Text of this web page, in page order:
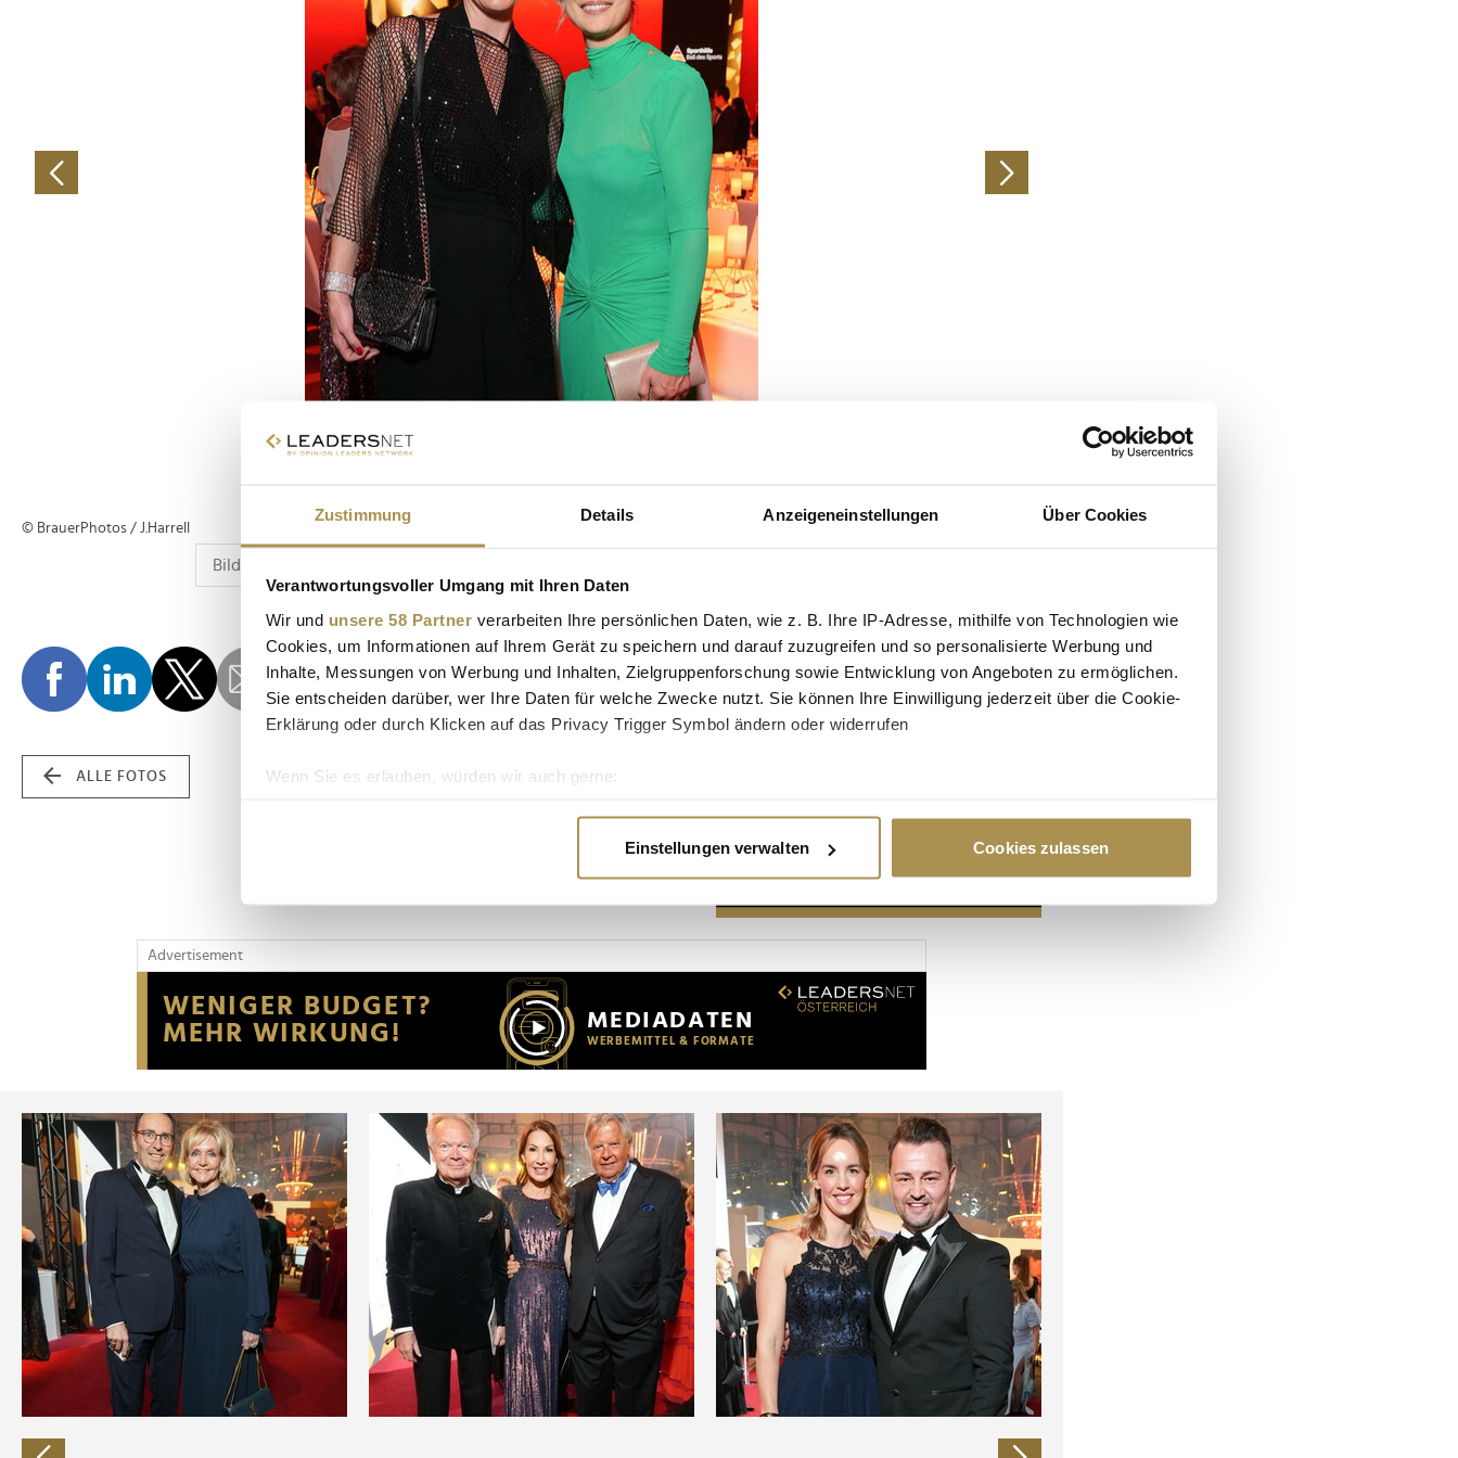
Zustimmung Details Anzeigeneinstellungen Über Cookies
Verantwortungsvoller Umgang mit Ihren Daten
Wir und unsere 58 Partner verarbeiten Ihre persönlichen Daten, wie z. B. Ihre IP-Adresse, mithilfe von Technologien wie
Cookies, um Informationen auf Ihrem Gerät zu speichern und darauf zuzugreifen und so personalisierte Werbung und
Inhalte, Messungen von Werbung und Inhalten, Zielgruppenforschung sowie Entwicklung von Angeboten zu ermöglichen.
Sie entscheiden darüber, wer Ihre Daten für welche Zwecke nutzt. Sie können Ihre Einwilligung jederzeit über die Cookie-
Erklärung oder durch Klicken auf das Privacy Trigger Symbol ändern oder widerrufen
Wenn Sie es erlauben, würden wir auch gerne:
Erfahren Sie mehr darüber, wie Ihre persönlichen Daten verarbeitet werden, und legen Sie Ihre Präferenzen im
Wir verwenden Cookies, um Inhalte und Anzeigen zu personalisieren, Funktionen für soziale Medien anbieten zu können
Website an unsere Partner für soziale Medien, Werbung und Analysen weiter. Unsere Partner führen diese Informationen
möglicherweise mit weiteren Daten zusammen, die Sie ihnen bereitgestellt haben oder die sie im Rahmen Ihrer Nutzung
der Dienste gesammelt haben.
Einstellungen verwalten Cookies zulassen
© BrauerPhotos / J.Harrell
ALLE FOTOS
Advertisement
Advertisement